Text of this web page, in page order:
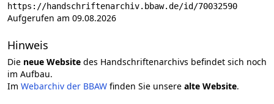
https://handschriftenarchiv.bbaw.de/id/70032590
Aufgerufen am 09.08.2026
Hinweis
Die neue Website des Handschriftenarchivs befindet sich noch
im Aufbau.
Im Webarchiv der BBAW finden Sie unsere alte Website.